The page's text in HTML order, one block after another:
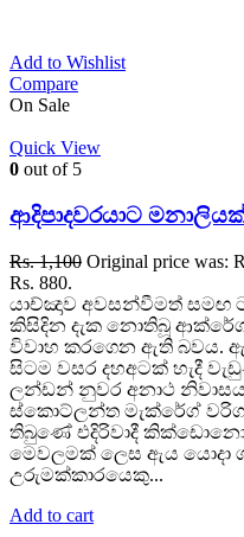
Add to Wishlist
Compare
On Sale
Quick View
0 out of 5
ආදිපාදවරයාට
Rs.1,100 Original price was:
Rs. 880.
යාච්ඤාව අවසන්වීමත් සමඟ
කිසිදින දැක නොතිබූ
විවාහ කරගෙන ඇති බවය.
සිටම වසර දහඅටක් හැදී
ලන්ඩන් නුවර අනාථ
ස්කොට්ලන්ත මැක්රේග් වරිග
තිබුණේ එදිරිවාදී
මෙවලමක් ලෙස ඇය යොදා
උරුමක්කාරයෙකු...
Add to cart